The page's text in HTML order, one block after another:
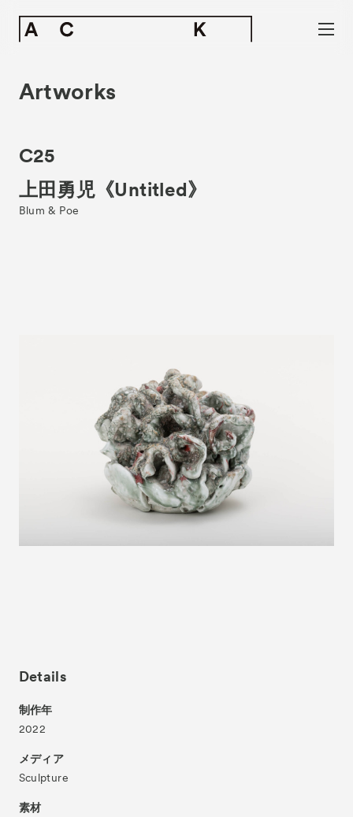
お知らせ
Exhibitors 出展ギャラリー一覧
- Gallery Collaborations
- Kyoto Meetings
Artworks 作品一覧
ACK Curates
Special Programs
Visitor Information
Partners
Artworks
C25
上田勇児《Untitled》
Blum & Poe
Details
制作年
2022
メディア
Sculpture
素材